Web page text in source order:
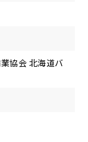
協会 北海道バ